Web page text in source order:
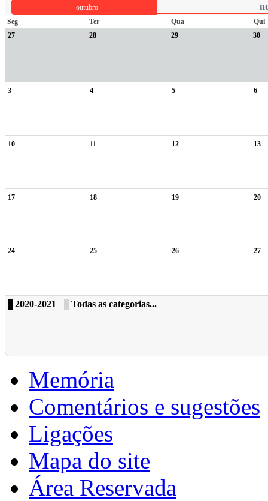
outubro
Seg Ter Qua
Qui
27
28 29 30
3 4 5 6
10 11 12 13
17 18 19 20
24 25 26 27
2020-2021 Todas as categorias...
Memória
Comentários e sugestões
Ligações
Mapa do site
Área Reservada